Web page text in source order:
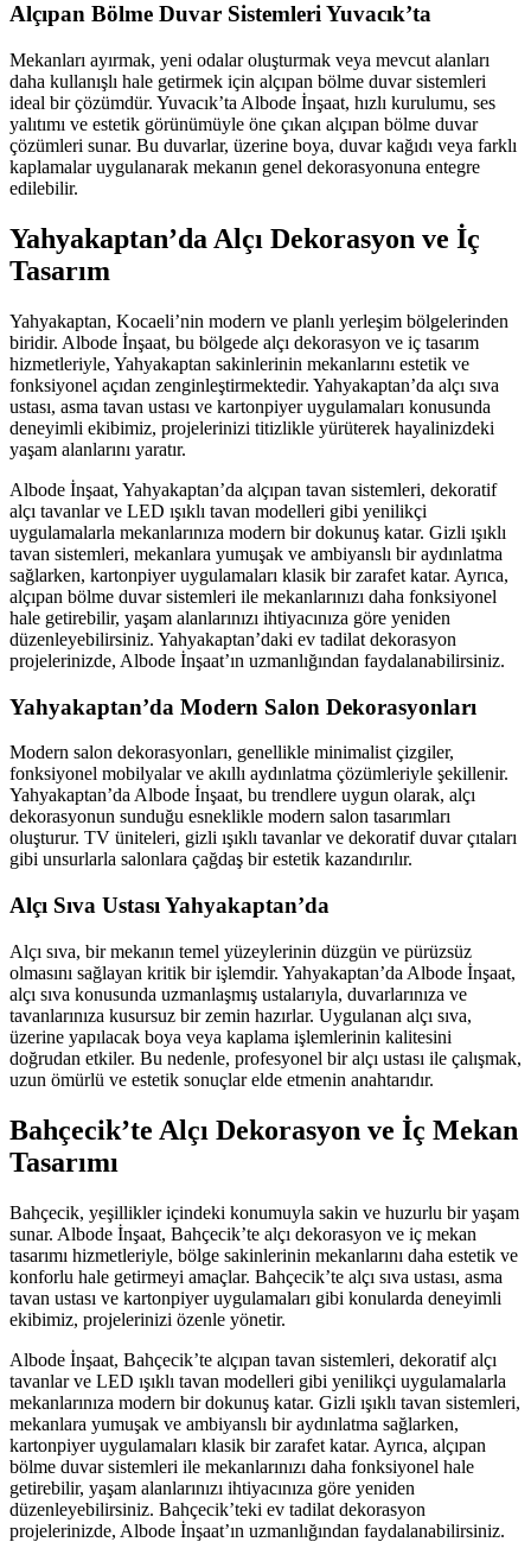
Alçıpan Bölme Duvar Sistemleri Yuvacık’ta
Mekanları ayırmak, yeni odalar oluşturmak veya mevcut alanları
daha kullanışlı hale getirmek için alçıpan bölme duvar sistemleri
ideal bir çözümdür. Yuvacık’ta Albode İnşaat, hızlı kurulumu, ses
yalıtımı ve estetik görünümüyle öne çıkan alçıpan bölme duvar
çözümleri sunar. Bu duvarlar, üzerine boya, duvar kağıdı veya farklı
kaplamalar uygulanarak mekanın genel dekorasyonuna entegre
edilebilir.
Yahyakaptan’da Alçı Dekorasyon ve İç
Tasarım
Yahyakaptan, Kocaeli’nin modern ve planlı yerleşim bölgelerinden
biridir. Albode İnşaat, bu bölgede alçı dekorasyon ve iç tasarım
hizmetleriyle, Yahyakaptan sakinlerinin mekanlarını estetik ve
fonksiyonel açıdan zenginleştirmektedir. Yahyakaptan’da alçı sıva
ustası, asma tavan ustası ve kartonpiyer uygulamaları konusunda
deneyimli ekibimiz, projelerinizi titizlikle yürüterek hayalinizdeki
yaşam alanlarını yaratır.
Albode İnşaat, Yahyakaptan’da alçıpan tavan sistemleri, dekoratif
alçı tavanlar ve LED ışıklı tavan modelleri gibi yenilikçi
uygulamalarla mekanlarınıza modern bir dokunuş katar. Gizli ışıklı
tavan sistemleri, mekanlara yumuşak ve ambiyanslı bir aydınlatma
sağlarken, kartonpiyer uygulamaları klasik bir zarafet katar. Ayrıca,
alçıpan bölme duvar sistemleri ile mekanlarınızı daha fonksiyonel
hale getirebilir, yaşam alanlarınızı ihtiyacınıza göre yeniden
düzenleyebilirsiniz. Yahyakaptan’daki ev tadilat dekorasyon
projelerinizde, Albode İnşaat’ın uzmanlığından faydalanabilirsiniz.
Yahyakaptan’da Modern Salon Dekorasyonları
Modern salon dekorasyonları, genellikle minimalist çizgiler,
fonksiyonel mobilyalar ve akıllı aydınlatma çözümleriyle şekillenir.
Yahyakaptan’da Albode İnşaat, bu trendlere uygun olarak, alçı
dekorasyonun sunduğu esneklikle modern salon tasarımları
oluşturur. TV üniteleri, gizli ışıklı tavanlar ve dekoratif duvar çıtaları
gibi unsurlarla salonlara çağdaş bir estetik kazandırılır.
Alçı Sıva Ustası Yahyakaptan’da
Alçı sıva, bir mekanın temel yüzeylerinin düzgün ve pürüzsüz
olmasını sağlayan kritik bir işlemdir. Yahyakaptan’da Albode İnşaat,
alçı sıva konusunda uzmanlaşmış ustalarıyla, duvarlarınıza ve
tavanlarınıza kusursuz bir zemin hazırlar. Uygulanan alçı sıva,
üzerine yapılacak boya veya kaplama işlemlerinin kalitesini
doğrudan etkiler. Bu nedenle, profesyonel bir alçı ustası ile çalışmak,
uzun ömürlü ve estetik sonuçlar elde etmenin anahtarıdır.
Bahçecik’te Alçı Dekorasyon ve İç Mekan
Tasarımı
Bahçecik, yeşillikler içindeki konumuyla sakin ve huzurlu bir yaşam
sunar. Albode İnşaat, Bahçecik’te alçı dekorasyon ve iç mekan
tasarımı hizmetleriyle, bölge sakinlerinin mekanlarını daha estetik ve
konforlu hale getirmeyi amaçlar. Bahçecik’te alçı sıva ustası, asma
tavan ustası ve kartonpiyer uygulamaları gibi konularda deneyimli
ekibimiz, projelerinizi özenle yönetir.
Albode İnşaat, Bahçecik’te alçıpan tavan sistemleri, dekoratif alçı
tavanlar ve LED ışıklı tavan modelleri gibi yenilikçi uygulamalarla
mekanlarınıza modern bir dokunuş katar. Gizli ışıklı tavan sistemleri,
mekanlara yumuşak ve ambiyanslı bir aydınlatma sağlarken,
kartonpiyer uygulamaları klasik bir zarafet katar. Ayrıca, alçıpan
bölme duvar sistemleri ile mekanlarınızı daha fonksiyonel hale
getirebilir, yaşam alanlarınızı ihtiyacınıza göre yeniden
düzenleyebilirsiniz. Bahçecik’teki ev tadilat dekorasyon
projelerinizde, Albode İnşaat’ın uzmanlığından faydalanabilirsiniz.